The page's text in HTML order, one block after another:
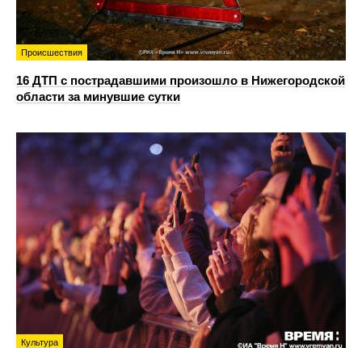
Происшествия
16 ДТП с пострадавшими произошло в Нижегородской
области за минувшие сутки
Культура